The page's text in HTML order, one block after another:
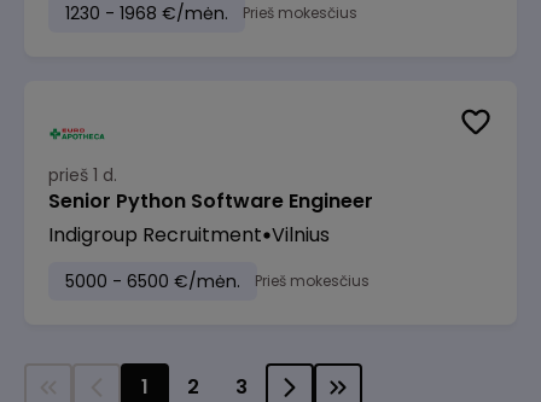
1230 - 1968 €/mėn. Prieš mokesčius
prieš 1 d.
Senior Python Software Engineer
Indigroup Recruitment Vilnius
5000 - 6500 €/mėn. Prieš mokesčius
1 2 3